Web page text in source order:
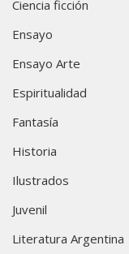
Ciencia ficción
Ensayo
Ensayo Arte
Espiritualidad
Fantasía
Historia
Ilustrados
Juvenil
Literatura Argentina